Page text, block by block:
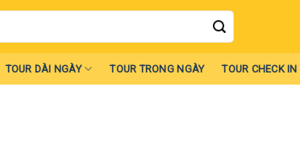
TOUR DÀI NGÀY TOUR TRONG NGÀY TOUR CHECK IN